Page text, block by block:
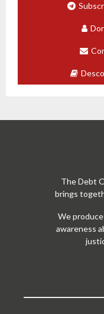
The Debt
brings
We
awareness